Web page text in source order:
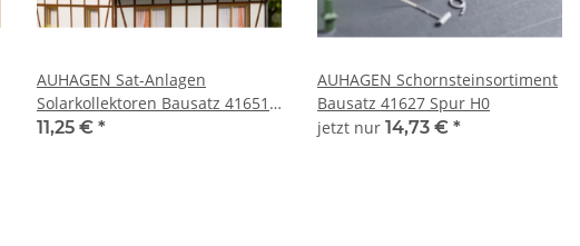
AUHAGEN Sat-Anlagen
Solarkollektoren Bausatz 41651
Spur H0
11,25 € *
AUHAGEN Schornsteinsortiment
Bausatz 41627 Spur H0
jetzt nur 14,73 € *